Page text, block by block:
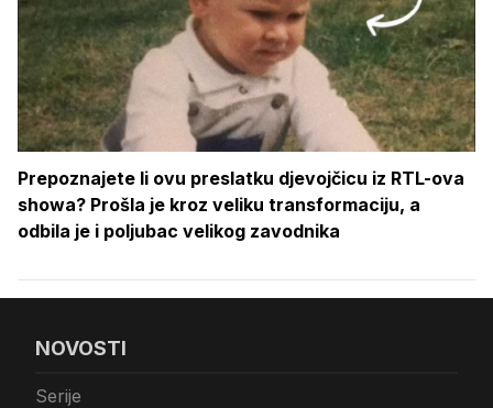
Prepoznajete li ovu preslatku djevojčicu iz RTL-ova
showa? Prošla je kroz veliku transformaciju, a
odbila je i poljubac velikog zavodnika
NOVOSTI
Serije